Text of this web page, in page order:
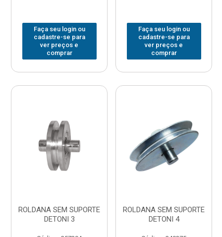
Faça seu login ou
cadastre-se para
ver preços e
comprar
Faça seu login ou
cadastre-se para
ver preços e
comprar
ROLDANA SEM SUPORTE
DETONI 3
ROLDANA SEM SUPORTE
DETONI 4